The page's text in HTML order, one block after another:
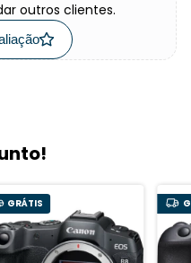
outros clientes.
GRÁTIS